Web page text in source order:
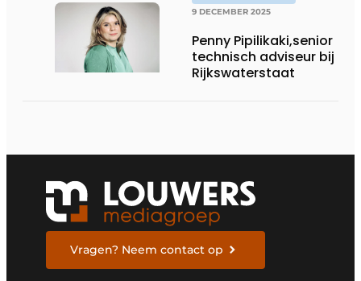
9 DECEMBER 2025
Penny Pipilikaki,senior
technisch adviseur bij
Rijkswaterstaat
Vragen? Neem contact op